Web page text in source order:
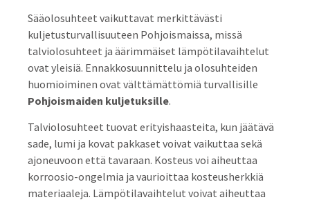
Sääolosuhteet vaikuttavat merkittävästi
kuljetusturvallisuuteen Pohjoismaissa, missä
talviolosuhteet ja äärimmäiset lämpötilavaihtelut
ovat yleisiä. Ennakkosuunnittelu ja olosuhteiden
huomioiminen ovat välttämättömiä turvallisille
Pohjoismaiden kuljetuksille.
Talviolosuhteet tuovat erityishaasteita, kun jäätävä
sade, lumi ja kovat pakkaset voivat vaikuttaa sekä
ajoneuvoon että tavaraan. Kosteus voi aiheuttaa
korroosio-ongelmia ja vaurioittaa kosteusherkkiä
materiaaleja. Lämpötilavaihtelut voivat aiheuttaa